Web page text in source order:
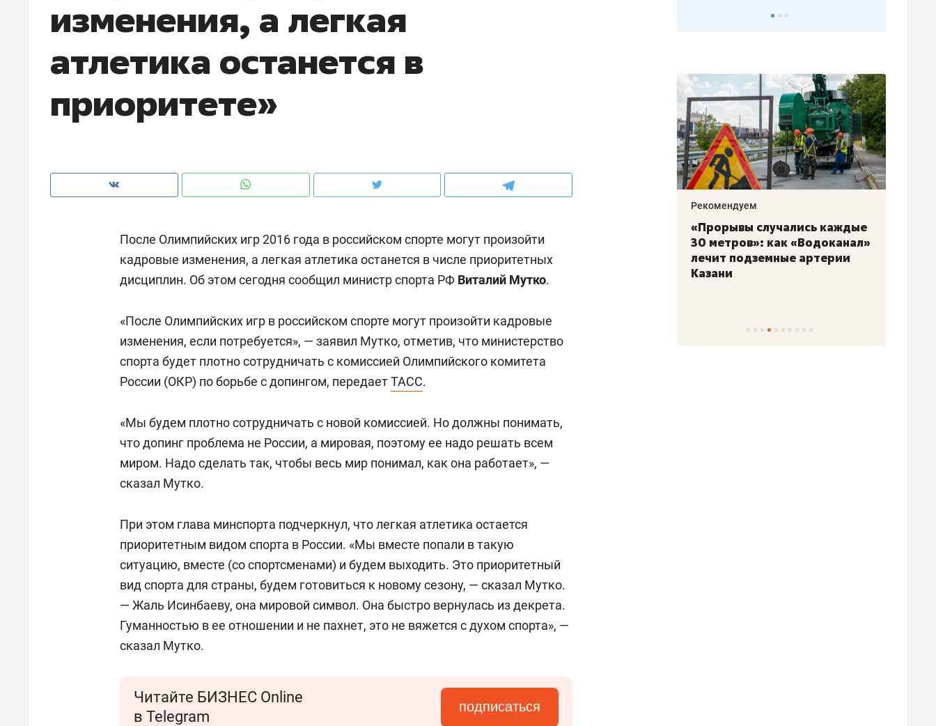
изменения, а легкая
атлетика останется в
приоритете»
После Олимпийских игр 2016 года в российском спорте могут произойти
кадровые изменения, а легкая атлетика останется в числе приоритетных
дисциплин. Об этом сегодня сообщил министр спорта РФ Виталий Мутко.
«После Олимпийских игр в российском спорте могут произойти кадровые
изменения, если потребуется», — заявил Мутко, отметив, что министерство
спорта будет плотно сотрудничать с комиссией Олимпийского комитета
России (ОКР) по борьбе с допингом, передаетТАСС.
«Мы будем плотно сотрудничать с новой комиссией. Но должны понимать,
что допинг проблема не России, а мировая, поэтому ее надо решать всем
миром. Надо сделать так, чтобы весь мир понимал, как она работает», —
сказал Мутко.
При этом глава минспорта подчеркнул, что легкая атлетика остается
приоритетным видом спорта в России. «Мы вместе попали в такую
ситуацию, вместе (со спортсменами) и будем выходить. Это приоритетный
вид спорта для страны, будем готовиться к новому сезону, — сказал Мутко.
— Жаль Исинбаеву, она мировой символ. Она быстро вернулась из декрета.
Гуманностью в ее отношении и не пахнет, это не вяжется с духом спорта», —
сказал Мутко.
Читайте БИЗНЕС Online
в Telegram
подписаться
ID вместо ключа: какой будет
безопасность в ЖК «Нова»
природе, работа
с ментальным и физическим
состоянием как основа
антихрупких команд
и вагон с чак-чаком: как
в Менделеевске прошла
«Гонка Героев»
Рекомендуем
«Прорывы случались каждые
30 метров»: как «Водоканал»
лечит подземные артерии
Казани